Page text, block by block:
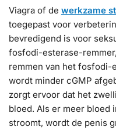
Viagra of de werkzame
toegepast voor
bevredigend is voor
fosfodi-esterase-
remmen van het fosfodi-
wordt minder cGMP
zorgt ervoor dat het
bloed. Als er meer bloed
stroomt, wordt de penis